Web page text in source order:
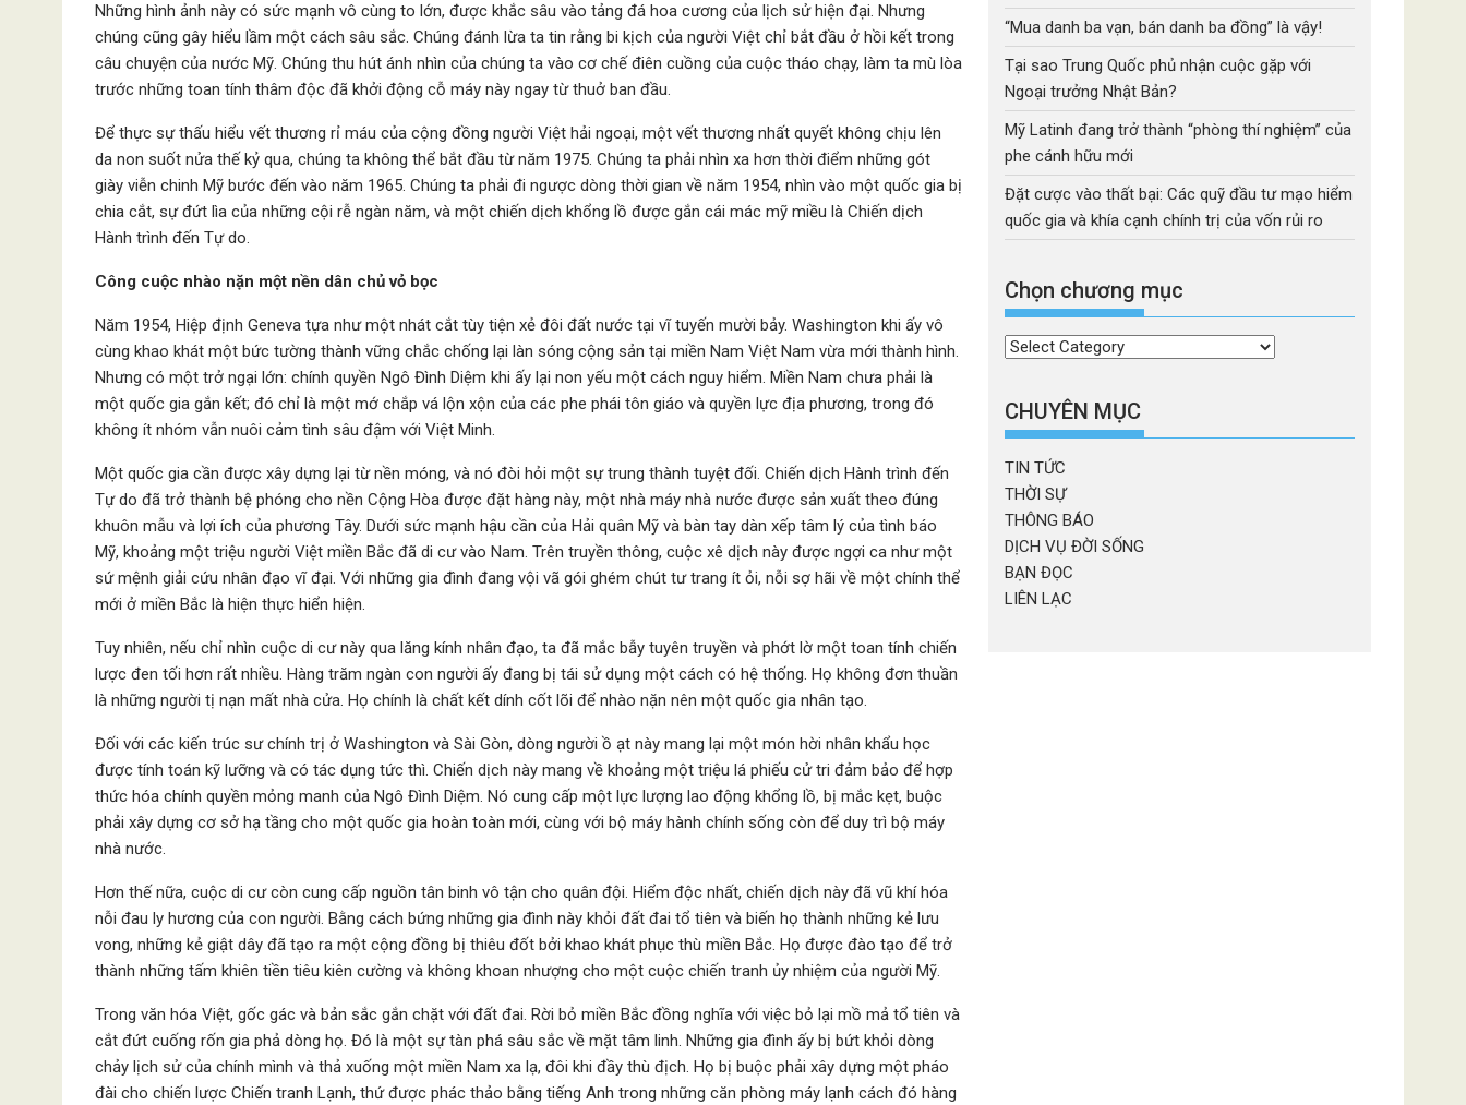
Những hình ảnh này có sức mạnh vô cùng to lớn, được khắc sâu vào tảng đá hoa cương của lịch sử hiện đại. Nhưng
chúng cũng gây hiểu lầm một cách sâu sắc. Chúng đánh lừa ta tin rằng bi kịch của người Việt chỉ bắt đầu ở hồi kết trong
câu chuyện của nước Mỹ. Chúng thu hút ánh nhìn của chúng ta vào cơ chế điên cuồng của cuộc tháo chạy, làm ta mù lòa
trước những toan tính thâm độc đã khởi động cỗ máy này ngay từ thuở ban đầu.
Để thực sự thấu hiểu vết thương rỉ máu của cộng đồng người Việt hải ngoại, một vết thương nhất quyết không chịu lên
da non suốt nửa thế kỷ qua, chúng ta không thể bắt đầu từ năm 1975. Chúng ta phải nhìn xa hơn thời điểm những gót
giày viễn chinh Mỹ bước đến vào năm 1965. Chúng ta phải đi ngược dòng thời gian về năm 1954, nhìn vào một quốc gia bị
chia cắt, sự đứt lìa của những cội rễ ngàn năm, và một chiến dịch khổng lồ được gắn cái mác mỹ miều là Chiến dịch
Hành trình đến Tự do.
Công cuộc nhào nặn một nền dân chủ vỏ bọc
Năm 1954, Hiệp định Geneva tựa như một nhát cắt tùy tiện xẻ đôi đất nước tại vĩ tuyến mười bảy. Washington khi ấy vô
cùng khao khát một bức tường thành vững chắc chống lại làn sóng cộng sản tại miền Nam Việt Nam vừa mới thành hình.
Nhưng có một trở ngại lớn: chính quyền Ngô Đình Diệm khi ấy lại non yếu một cách nguy hiểm. Miền Nam chưa phải là
một quốc gia gắn kết; đó chỉ là một mớ chắp vá lộn xộn của các phe phái tôn giáo và quyền lực địa phương, trong đó
không ít nhóm vẫn nuôi cảm tình sâu đậm với Việt Minh.
Một quốc gia cần được xây dựng lại từ nền móng, và nó đòi hỏi một sự trung thành tuyệt đối. Chiến dịch Hành trình đến
Tự do đã trở thành bệ phóng cho nền Cộng Hòa được đặt hàng này, một nhà máy nhà nước được sản xuất theo đúng
khuôn mẫu và lợi ích của phương Tây. Dưới sức mạnh hậu cần của Hải quân Mỹ và bàn tay dàn xếp tâm lý của tình báo
Mỹ, khoảng một triệu người Việt miền Bắc đã di cư vào Nam. Trên truyền thông, cuộc xê dịch này được ngợi ca như một
sứ mệnh giải cứu nhân đạo vĩ đại. Với những gia đình đang vội vã gói ghém chút tư trang ít ỏi, nỗi sợ hãi về một chính thể
mới ở miền Bắc là hiện thực hiển hiện.
Tuy nhiên, nếu chỉ nhìn cuộc di cư này qua lăng kính nhân đạo, ta đã mắc bẫy tuyên truyền và phớt lờ một toan tính chiến
lược đen tối hơn rất nhiều. Hàng trăm ngàn con người ấy đang bị tái sử dụng một cách có hệ thống. Họ không đơn thuần
là những người tị nạn mất nhà cửa. Họ chính là chất kết dính cốt lõi để nhào nặn nên một quốc gia nhân tạo.
Đối với các kiến trúc sư chính trị ở Washington và Sài Gòn, dòng người ồ ạt này mang lại một món hời nhân khẩu học
được tính toán kỹ lưỡng và có tác dụng tức thì. Chiến dịch này mang về khoảng một triệu lá phiếu cử tri đảm bảo để hợp
thức hóa chính quyền mỏng manh của Ngô Đình Diệm. Nó cung cấp một lực lượng lao động khổng lồ, bị mắc kẹt, buộc
phải xây dựng cơ sở hạ tầng cho một quốc gia hoàn toàn mới, cùng với bộ máy hành chính sống còn để duy trì bộ máy
nhà nước.
Hơn thế nữa, cuộc di cư còn cung cấp nguồn tân binh vô tận cho quân đội. Hiểm độc nhất, chiến dịch này đã vũ khí hóa
nỗi đau ly hương của con người. Bằng cách bứng những gia đình này khỏi đất đai tổ tiên và biến họ thành những kẻ lưu
vong, những kẻ giật dây đã tạo ra một cộng đồng bị thiêu đốt bởi khao khát phục thù miền Bắc. Họ được đào tạo để trở
thành những tấm khiên tiền tiêu kiên cường và không khoan nhượng cho một cuộc chiến tranh ủy nhiệm của người Mỹ.
Trong văn hóa Việt, gốc gác và bản sắc gắn chặt với đất đai. Rời bỏ miền Bắc đồng nghĩa với việc bỏ lại mồ mả tổ tiên và
cắt đứt cuống rốn gia phả dòng họ. Đó là một sự tàn phá sâu sắc về mặt tâm linh. Những gia đình ấy bị bứt khỏi dòng
chảy lịch sử của chính mình và thả xuống một miền Nam xa lạ, đôi khi đầy thù địch. Họ bị buộc phải xây dựng một pháo
đài cho chiến lược Chiến tranh Lạnh, thứ được phác thảo bằng tiếng Anh trong những căn phòng máy lạnh cách đó hàng
“Mua danh ba vạn, bán danh ba đồng” là vậy!
Tại sao Trung Quốc phủ nhận cuộc gặp với
Ngoại trưởng Nhật Bản?
Mỹ Latinh đang trở thành “phòng thí nghiệm” của
phe cánh hữu mới
Đặt cược vào thất bại: Các quỹ đầu tư mạo hiểm
quốc gia và khía cạnh chính trị của vốn rủi ro
Chọn chương mục
Chọn
mục
CHUYÊN MỤC
TIN TỨC
THỜI SỰ
THÔNG BÁO
DỊCH VỤ ĐỜI SỐNG
BẠN ĐỌC
LIÊN LẠC